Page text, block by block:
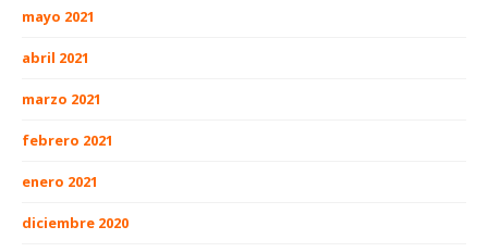
mayo 2021
abril 2021
marzo 2021
febrero 2021
enero 2021
diciembre 2020